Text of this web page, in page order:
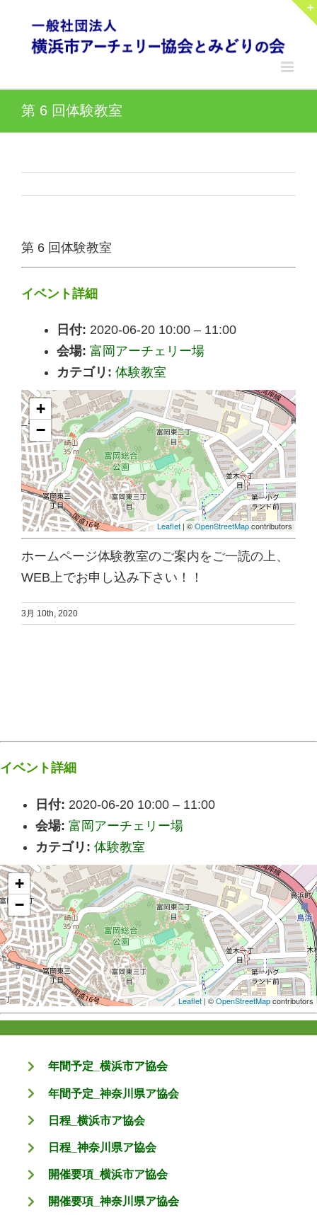
content
第 6 回体験教室
第 6 回体験教室
イベント詳細
日付: 2020-06-20 10:00 – 11:00
会場: 富岡アーチェリー場
カテゴリ: 体験教室
+
−
Leaflet | ©OpenStreetMapcontributors
ホームページ体験教室のご案内をご一読の上、
WEB上でお申し込み下さい！！
3月 10th, 2020
イベント詳細
日付: 2020-06-20 10:00 – 11:00
会場: 富岡アーチェリー場
カテゴリ: 体験教室
+
−
Leaflet | ©OpenStreetMapcontributors
年間予定_横浜市ア協会
年間予定_神奈川県ア協会
日程_横浜市ア協会
日程_神奈川県ア協会
開催要項_横浜市ア協会
開催要項_神奈川県ア協会